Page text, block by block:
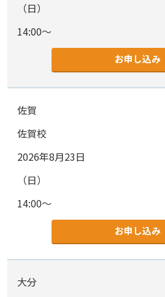
（日）
14:00～
お申し込み
佐賀
佐賀校
2026年8月23日
（日）
14:00～
お申し込み
大分